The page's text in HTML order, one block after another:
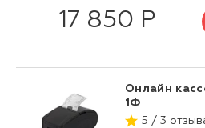
17 850 Р
Онлайн
1Ф
5 / 3